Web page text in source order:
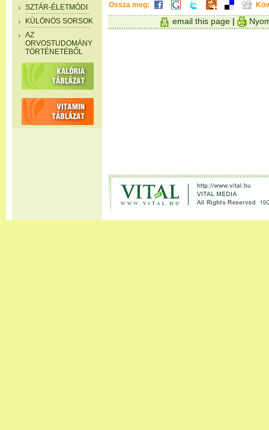
SZTÁR-ÉLETMÓDI
KÜLÖNÖS SORSOK
AZ
ORVOSTUDOMÁNY
TÖRTÉNETÉBŐL
Ossza meg:
email this page |